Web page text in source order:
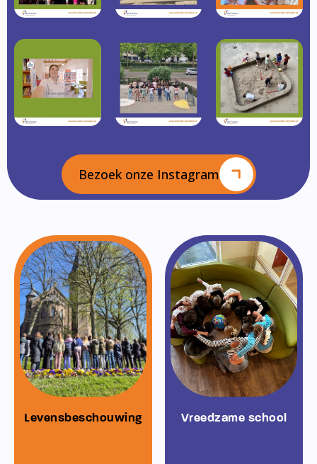
Bezoek onze Instagram
Levensbeschouwing Vreedzame school